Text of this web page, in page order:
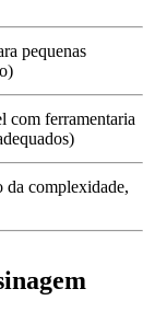
pequenas
com ferramentaria
da complexidade,